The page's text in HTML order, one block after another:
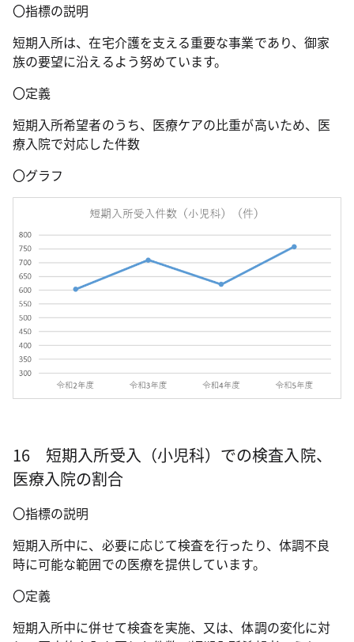
〇指標の説明
短期入所は、在宅介護を支える重要な事業であり、御家
族の要望に沿えるよう努めています。
〇定義
短期入所希望者のうち、医療ケアの比重が高いため、医
療入院で対応した件数
〇グラフ
16 短期入所受入（小児科）での検査入院、
医療入院の割合
〇指標の説明
短期入所中に、必要に応じて検査を行ったり、体調不良
時に可能な範囲での医療を提供しています。
〇定義
短期入所中に併せて検査を実施、又は、体調の変化に対